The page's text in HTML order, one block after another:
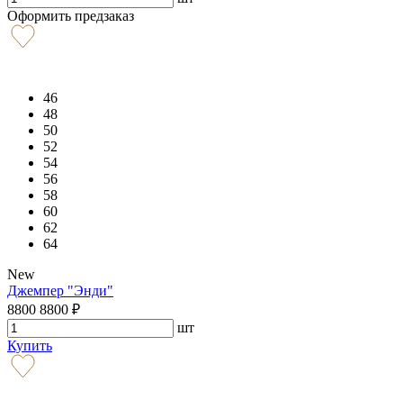
Оформить предзаказ
46
48
50
52
54
56
58
60
62
64
New
Джемпер "Энди"
8800 8800 ₽
шт
Купить